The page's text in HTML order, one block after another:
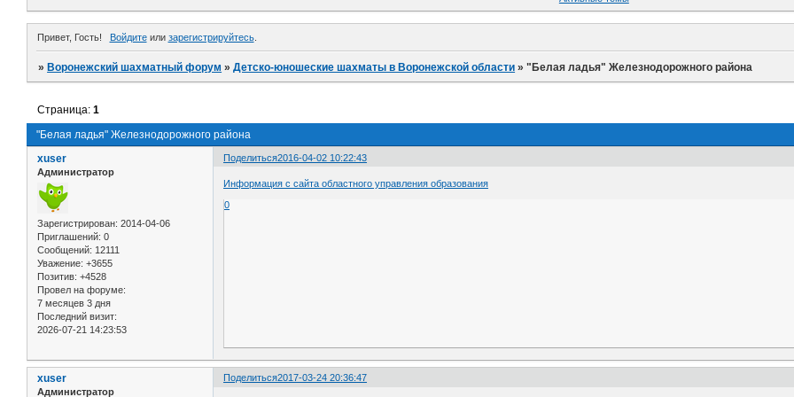
Привет, Гость! Войдитеили зарегистрируйтесь.
»Воронежский шахматный форум »Детско-юношеские шахматы в Воронежской области »"Белая ладья" Железнодорожного района
"Белая ладья" Железнодорожного района
Страница:1
Поделиться2016-04-02 10:22:43
xuser
Администратор
Зарегистрирован: 2014-04-06
Приглашений: 0
Сообщений: 12111
Уважение: +3655
Позитив: +4528
Провел на форуме:
7 месяцев 3 дня
Последний визит:
2026-07-21 14:23:53
Информация с сайта областного управления образования
0
Поделиться2017-03-24 20:36:47
xuser
Администратор